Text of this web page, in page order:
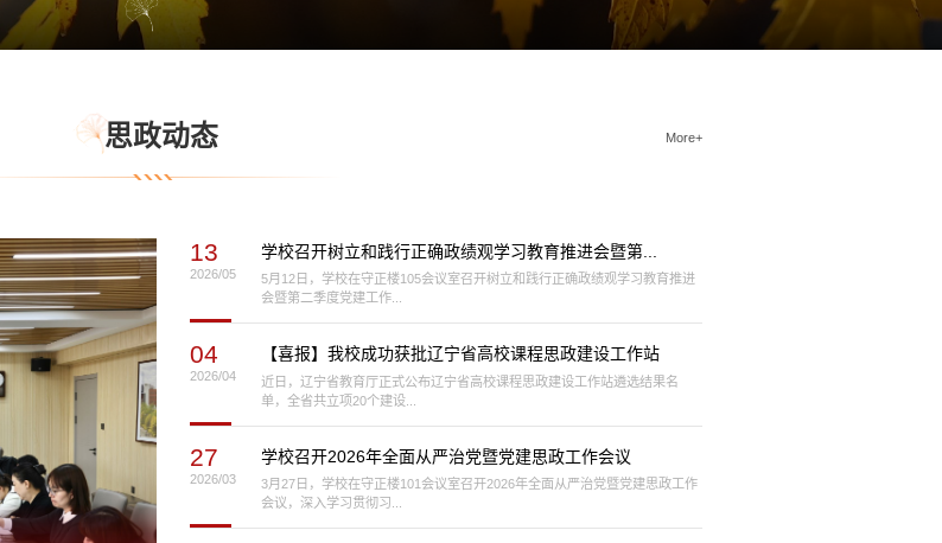
思政动态 More+
13
2026/05
学校召开树立和践行正确政绩观学习教育推进会暨第...
5月12日，学校在守正楼105会议室召开树立和践行正确政绩观学习教育推进
会暨第二季度党建工作...
04
2026/04
【喜报】我校成功获批辽宁省高校课程思政建设工作站
近日，辽宁省教育厅正式公布辽宁省高校课程思政建设工作站遴选结果名
单，全省共立项20个建设...
27
2026/03
学校召开2026年全面从严治党暨党建思政工作会议
3月27日，学校在守正楼101会议室召开2026年全面从严治党暨党建思政工作
会议，深入学习贯彻习...